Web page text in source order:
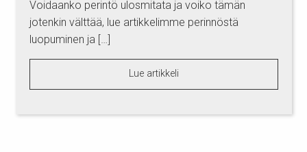
Voidaanko perintö ulosmitata ja voiko tämän
jotenkin välttää, lue artikkelimme perinnöstä
luopuminen ja […]
Lue artikkeli